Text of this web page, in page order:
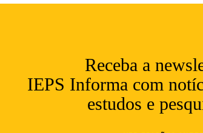
Receba a
IEPS Informa com
estudos e